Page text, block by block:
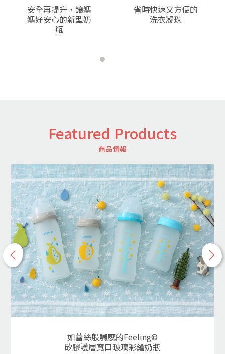
安全再提升，讓媽
媽好安心的新型奶
瓶
省時快速又方便的
洗衣凝珠
Featured Products
商品情報
如蕾絲般觸感的Feeling©
矽膠護層寬口玻璃彩繪奶瓶
p
r
e
v
n
e
x
t